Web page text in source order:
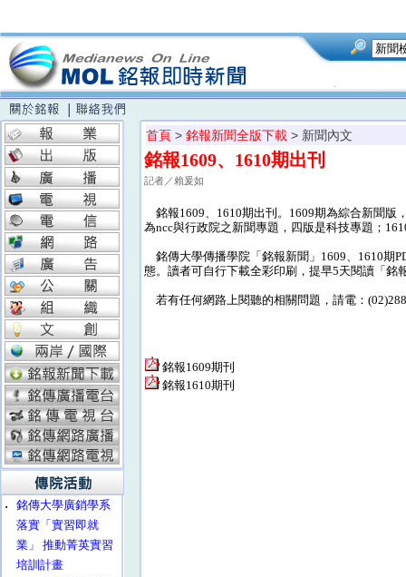
‧
銘傳大學廣銷學系
落實「實習即就
業」 推動菁英實習
培訓計畫
首頁 > 銘報新聞全版下載 > 新聞內文
銘報1609、1610期出刊
記者／賴爰如
銘報1609、1610期出刊。1609期為綜合新聞版
為ncc與行政院之新聞專題，四版是科技專題；
銘傳大學傳播學院「銘報新聞」1609、1610期
態。讀者可自行下載全彩印刷，提早5天閱讀「銘
若有任何網路上閱聽的相關問題，請電：
銘報1609期刊
銘報1610期刊